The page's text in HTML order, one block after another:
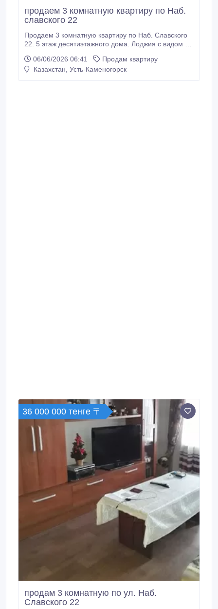
продаем 3 комнатную квартиру по Наб.
славского 22
Продаем 3 комнатную квартиру по Наб. Славского
22. 5 этаж десятиэтажного дома. Лоджия с видом на
магазин Чайка. Рядом дет .сад. Школа. Спутниковое
телевидение. Кондиционер. Домофон.Частично
06/06/2026 06:41
Продам квартиру
Казахстан, Усть-Каменогорск
36 000 000 тенге 〒
продам 3 комнатную по ул. Наб.
Славского 22